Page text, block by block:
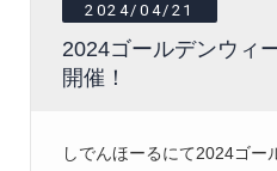
2024/04/21
2024ゴールデンウィ
開催！
しでんほーるにて2024ゴー